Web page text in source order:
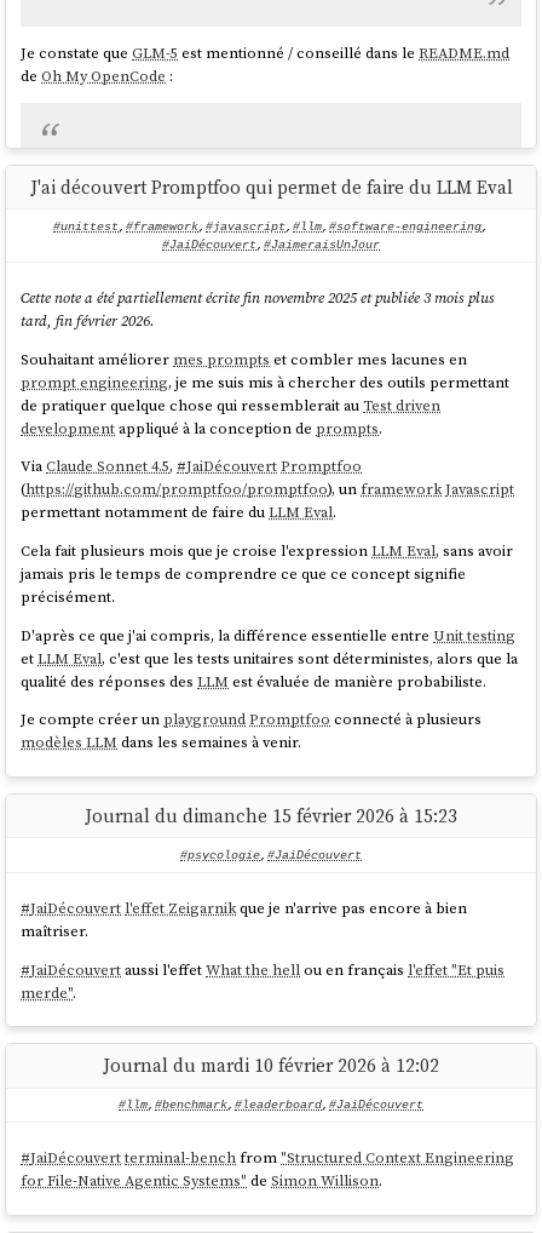
ut
ed
Write
MiniMax M2.5
(avec offre
Go)
$0.05 $0.20 $0.01 $0.06
GLM 5 (avec
$0.16 $0.53 $0.03
Kimi K2.5
Go)
Sonnet 4.6
Max)
hypothèses suivantes :
Si je considère arbitrairement que
cher que l'offre Claude Max
Si je considère arbitrairement queKimi K2.5est équivalent à
Sonnet 4.6, alors l'offreOpenCode Goest deux fois moins cher
que l'offre Claude Max
d'archivage à froid de conversationsMattermostenGolangque je
coderai from scratch. Je compte réaliser deux versions de ce projet
Je constate queGLM-5est mentionné / conseillé dans leREADME.md
deOh My OpenCode :
Even only with following subscriptions, ultrawork will
work well (this project is not affiliated, this is just personal
ChatGPT Subscription ($20)
GLM Coding Plan ($10)
If you are eligible for pay-per-token, using kimi and
source
et
Sisyphus claude-opus-4-6 / kimi-k2.5
glm-5
) is your main orchestrator. He plans,
delegates to specialists, and drives tasks to
does not stop halfway.
Hephaestus(gpt-5.3-codex) is your
autonomous deep worker. Give him a goal, not a
patterns, and executes end-to-end without hand-
holding.The Legitimate Craftsman.
Prometheus(claude-opus-4-6/kimi-
k2.5/glm-5) is your strategic planner.
Interview mode: it questions, identifies scope, and
touched.
source
J'observe que
J'ai découvert Promptfoo qui permet de faire du LLM Eval
#unittest, #framework, #javascript, #llm, #software-engineering,
#JaiDécouvert, #JaimeraisUnJour
Cette note a été partiellement écrite fin novembre 2025 et publiée 3 mois plus
tard, fin février 2026.
Souhaitant améliorer mes prompts et combler mes lacunes en
prompt engineering, je me suis mis à chercher des outils permettant
de pratiquer quelque chose qui ressemblerait auTest driven
developmentappliqué à la conception de prompts.
ViaClaude Sonnet 4.5, #JaiDécouvert Promptfoo
(https://github.com/promptfoo/promptfoo), unframeworkJavascript
permettant notamment de faire duLLM Eval.
Cela fait plusieurs mois que je croise l'expressionLLM Eval, sans avoir
jamais pris le temps de comprendre ce que ce concept signifie
précisément.
D'après ce que j'ai compris, la différence essentielle entreUnit testing
etLLM Eval, c'est que les tests unitaires sont déterministes, alors que la
qualité des réponses desLLM est évaluée de manière probabiliste.
Je compte créer un playground Promptfoo connecté à plusieurs
modèles LLM dans les semaines à venir.
Journal du dimanche 15 février 2026 à 15:23
#psycologie, #JaiDécouvert
#JaiDécouvert l'effet Zeigarnikque je n'arrive pas encore à bien
maîtriser.
#JaiDécouvertaussi l'effetWhat the hellou en français l'effet "Et puis
merde".
Journal du mardi 10 février 2026 à 12:02
#llm, #benchmark, #leaderboard, #JaiDécouvert
#JaiDécouvert terminal-benchfrom"Structured Context Engineering
for File-Native Agentic Systems" deSimon Willison.